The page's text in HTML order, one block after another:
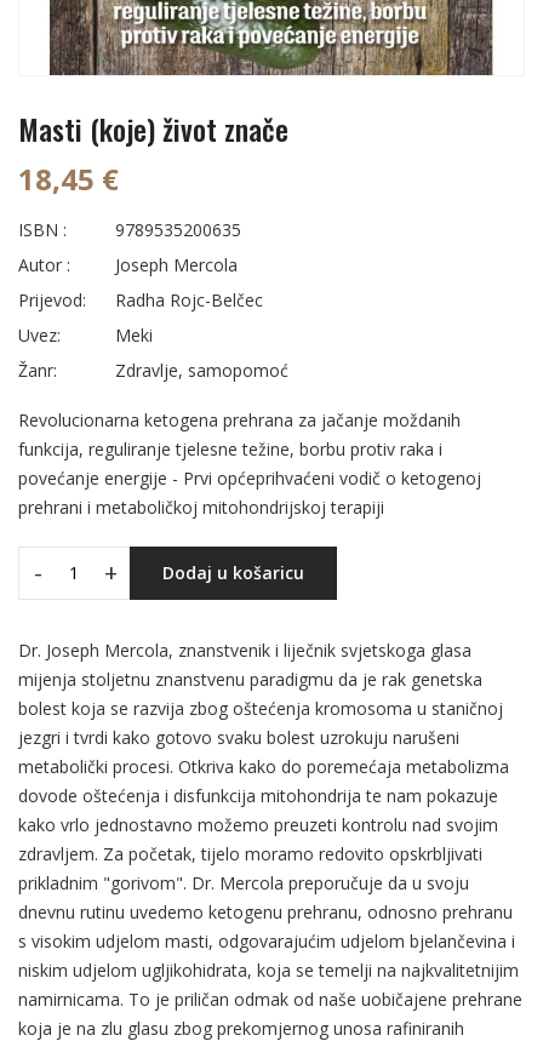
Masti (koje) život znače
18,45 €
ISBN :
9789535200635
Autor :
Joseph Mercola
Prijevod:
Radha Rojc-Belčec
Uvez:
Meki
Žanr:
Zdravlje, samopomoć
Revolucionarna ketogena prehrana za jačanje moždanih
funkcija, reguliranje tjelesne težine, borbu protiv raka i
povećanje energije - Prvi općeprihvaćeni vodič o ketogenoj
prehrani i metaboličkoj mitohondrijskoj terapiji
- + Dodaj u košaricu
Dr. Joseph Mercola, znanstvenik i liječnik svjetskoga glasa
mijenja stoljetnu znanstvenu paradigmu da je rak genetska
bolest koja se razvija zbog oštećenja kromosoma u staničnoj
jezgri i tvrdi kako gotovo svaku bolest uzrokuju narušeni
metabolički procesi. Otkriva kako do poremećaja metabolizma
dovode oštećenja i disfunkcija mitohondrija te nam pokazuje
kako vrlo jednostavno možemo preuzeti kontrolu nad svojim
zdravljem. Za početak, tijelo moramo redovito opskrbljivati
prikladnim "gorivom". Dr. Mercola preporučuje da u svoju
dnevnu rutinu uvedemo ketogenu prehranu, odnosno prehranu
s visokim udjelom masti, odgovarajućim udjelom bjelančevina i
niskim udjelom ugljikohidrata, koja se temelji na najkvalitetnijim
namirnicama. To je priličan odmak od naše uobičajene prehrane
koja je na zlu glasu zbog prekomjernog unosa rafiniranih